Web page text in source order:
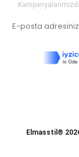
Elmasstil®